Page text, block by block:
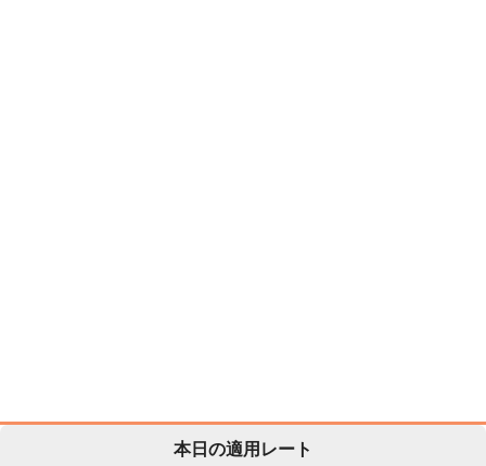
本日の適用レート